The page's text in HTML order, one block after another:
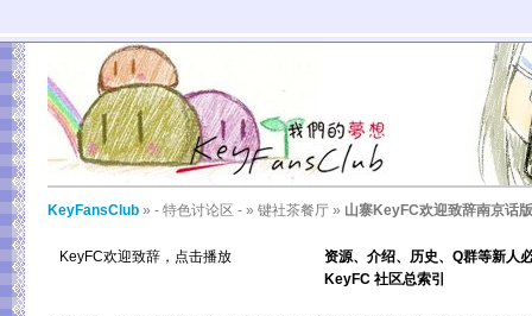
KeyFansClub » - 特色讨论区 - » 键社茶餐厅 » 山寨KeyFC欢迎致辞南京话
KeyFC欢迎致辞，点击播放
资源、介绍、历史、Q群等新人
KeyFC 社区总索引